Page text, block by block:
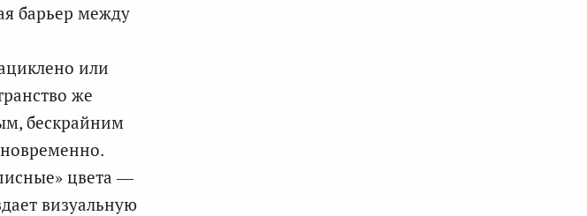
барьер между
или
же
бескрайним
цвета —
визуальную